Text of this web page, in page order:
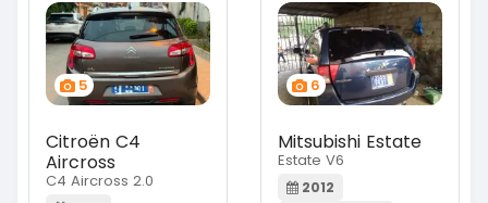
5
Citroën C4
Aircross
C4 Aircross 2.0
6
Mitsubishi Estate
Estate V6
2012